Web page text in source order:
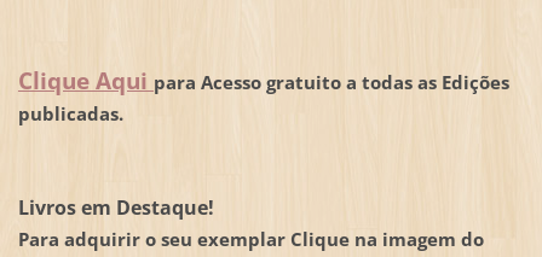
Clique Aqui para Acesso gratuito a todas as Edições
publicadas.
Livros em Destaque!
Para adquirir o seu exemplar Clique na imagem do